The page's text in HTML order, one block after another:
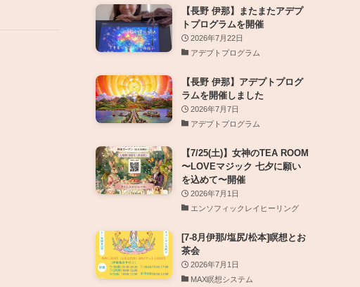
【長野 伊那】またまたアデプ
トプログラムを開催
2026年7月22日
アデプトプログラム
【長野 伊那】アデプトプログ
ラムを開催しました
2026年7月7日
アデプトプログラム
【7/25(土)】女神のTEA ROOM
〜LOVEマジック 七夕に願い
を込めて〜開催
2026年7月1日
エンソフィックレイヒーリング
[7-8月伊那/塩尻/松本]瞑想とお
茶会
2026年7月1日
MAX瞑想システム